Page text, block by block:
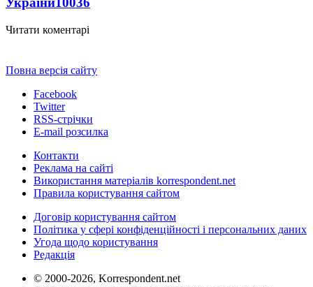
Читати коментарі
Повна версія сайту
Facebook
Twitter
RSS-стрічки
E-mail розсилка
Контакти
Реклама на сайті
Використання матеріалів korrespondent.net
Правила користування сайтом
Договір користування сайтом
Політика у сфері конфіденційності і персональних даних
Угода щодо користування
Редакція
© 2000-2026, Korrespondent.net